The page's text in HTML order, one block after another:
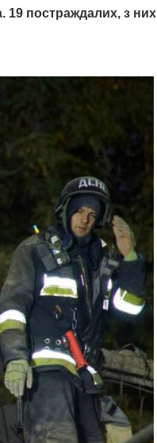
19 постраждалих, з них